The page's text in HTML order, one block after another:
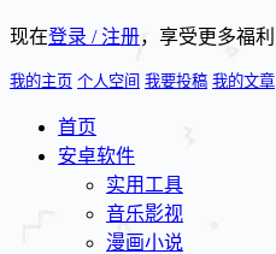
现在登录 / 注册，享受更多福利
我的主页 个人空间 我要投稿 我的文章
首页
安卓软件
实用工具
音乐影视
漫画小说